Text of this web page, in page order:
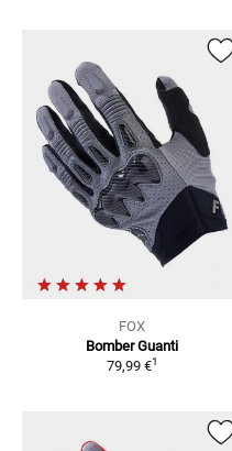
FOX
Bomber Guanti
79,99 €1